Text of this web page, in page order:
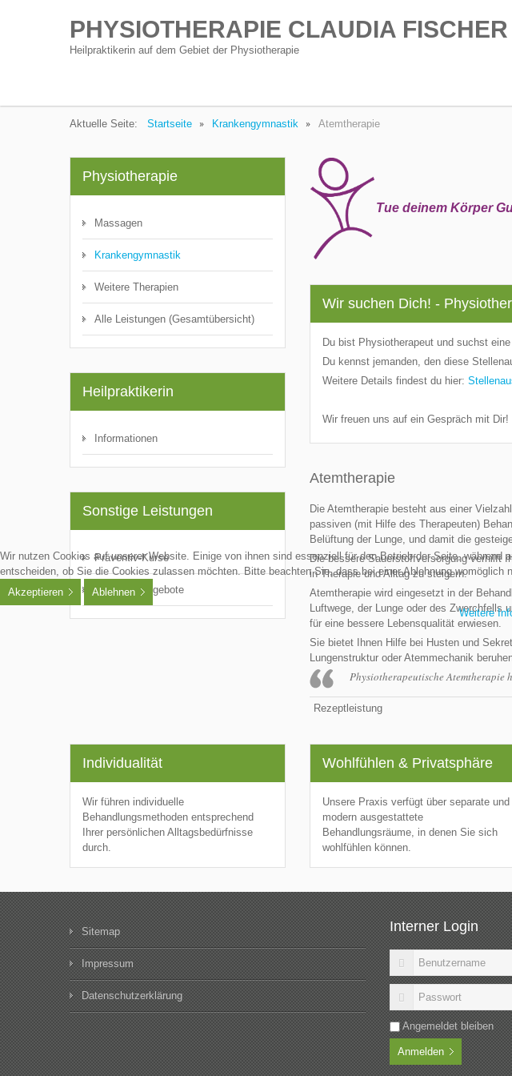
PHYSIOTHERAPIE CLAUDIA FISCHER
Heilpraktikerin auf dem Gebiet der Physiotherapie
Aktuelle Seite: Startseite Krankengymnastik Atemtherapie
Tue deinem Körper
Wir suchen Dich! -
Du bist Physiotherapeut und suchst
Du kennst jemanden, den diese
Weitere Details findest du hier:
Wir freuen uns auf ein Gespräch mit Dir!
Atemtherapie
Die Atemtherapie besteht aus einer
passiven (mit Hilfe des Therapeuten)
Belüftung der Lunge, und damit die
Die bessere Sauerstoffversorgung verhilft
in Therapie und Alltag zu steigern.
Atemtherapie wird eingesetzt in der
Luftwege, der Lunge oder des Zwerchfells
für eine bessere Lebensqualität erwiesen.
Sie bietet Ihnen Hilfe bei Husten und
Lungenstruktur oder Atemmechanik
Physiotherapeutische Atemtherapie
Rezeptleistung
Physiotherapie
Massagen
Krankengymnastik
Weitere Therapien
Alle Leistungen (Gesamtübersicht)
Heilpraktikerin
Informationen
Sonstige Leistungen
Präventiv-Kurse
Wellness-Angebote
Individualität
Wir führen individuelle
Behandlungsmethoden entsprechend
Ihrer persönlichen Alltagsbedürfnisse
durch.
Wohlfühlen & Privatsphäre
Unsere Praxis verfügt über separate und
modern ausgestattete
Behandlungsräume, in denen Sie sich
wohlfühlen können.
Sitemap
Impressum
Datenschutzerklärung
Interner Login
Angemeldet bleiben
Anmelden
Wir nutzen Cookies auf unserer Website. Einige von ihnen sind essenziell für den Betrieb der Seite,
entscheiden, ob Sie die Cookies zulassen möchten. Bitte beachten Sie, dass bei einer Ablehnung
Akzeptieren
Ablehnen
Weitere